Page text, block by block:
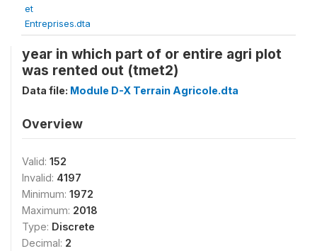
et
Entreprises.dta
year in which part of or entire agri plot
was rented out (tmet2)
Data file: Module D-X Terrain Agricole.dta
Overview
Valid: 152
Invalid: 4197
Minimum: 1972
Maximum: 2018
Type: Discrete
Decimal: 2